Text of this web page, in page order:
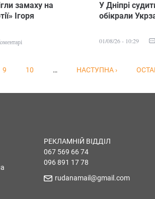
замаху на
Ігоря
У Дніпрі
обікрали
01/08/26 - 10:29
9 10 … НАСТУПНА ›
РЕКЛАМНІЙ ВІДДІЛ
067 569 66 74
096 891 17 78
rudanamail@gmail.com